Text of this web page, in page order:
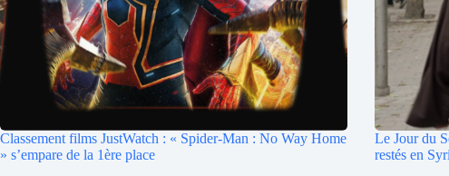
Classement films JustWatch : « Spider-Man : No Way Home
» s’empare de la 1ère place
Le Jour du
restés en